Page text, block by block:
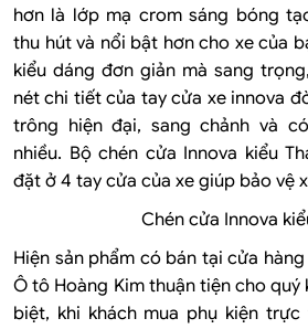
hơn là lớp mạ crom sáng bóng
thu hút và nổi bật hơn cho xe của
kiểu dáng đơn giản mà sang
nét chi tiết của tay cửa xe innova
trông hiện đại, sang chảnh và
nhiều. Bộ chén cửa Innova kiểu
đặt ở 4 tay cửa của xe giúp bảo vệ
Chén cửa Innova
Hiện sản phẩm có bán tại cửa
Ô tô Hoàng Kim thuận tiện cho
biệt, khi khách mua phụ kiện